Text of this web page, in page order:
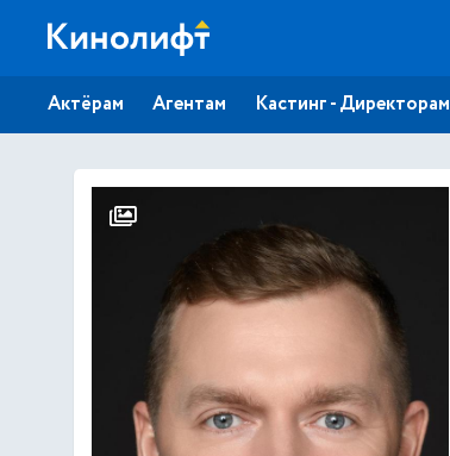
Актёрам Агентам Кастинг - Директорам